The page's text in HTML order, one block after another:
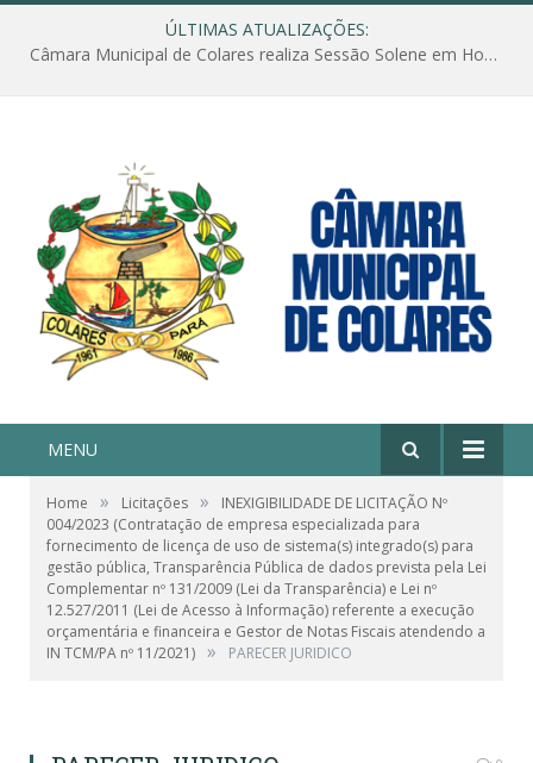
ÚLTIMAS ATUALIZAÇÕES:
Câmara Municipal de Colares realiza Sessão Solene em Homenagem ao Dia das Mães
MENU
Home » Licitações »
INEXIGIBILIDADE DE LICITAÇÃO Nº
004/2023 (Contratação de empresa especializada para
fornecimento de licença de uso de sistema(s) integrado(s) para
gestão pública, Transparência Pública de dados prevista pela Lei
Complementar nº 131/2009 (Lei da Transparência) e Lei nº
12.527/2011 (Lei de Acesso à Informação) referente a execução
orçamentária e financeira e Gestor de Notas Fiscais atendendo a
IN TCM/PA nº 11/2021) » PARECER JURIDICO